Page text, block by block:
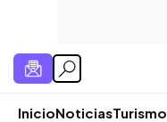
InicioNoticiasTurismo